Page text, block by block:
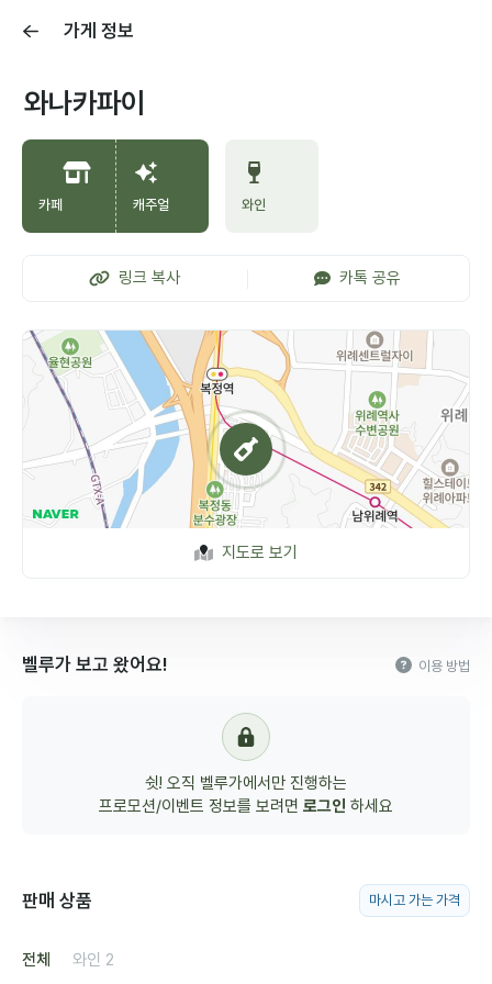
가게 정보
와나카파이
카페 캐주얼 와인
링크 복사 카톡 공유
지도로 보기
벨루가 보고 왔어요! 이용 방법
쉿! 오직 벨루가에서만 진행하는
프로모션/이벤트 정보를 보려면 로그인 하세요
판매 상품 마시고 가는 가격
전체 와인 2